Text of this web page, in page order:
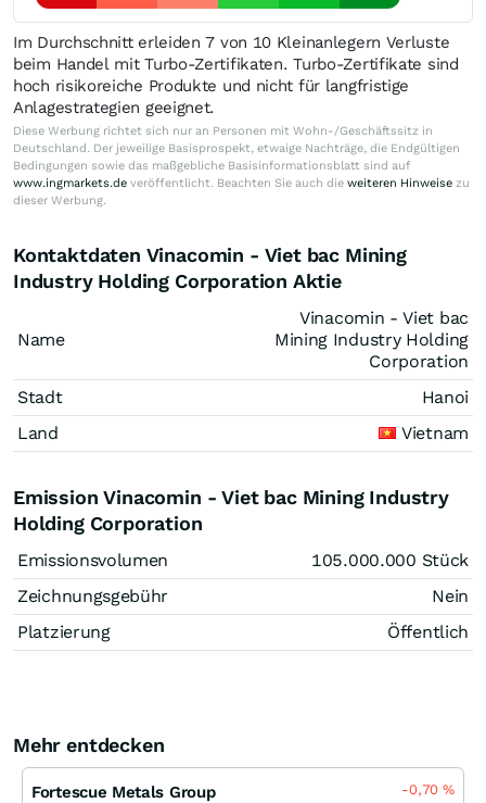
Im Durchschnitt erleiden 7 von 10 Kleinanlegern Verluste
beim Handel mit Turbo-Zertifikaten. Turbo-Zertifikate sind
hoch risikoreiche Produkte und nicht für langfristige
Anlagestrategien geeignet.
Diese Werbung richtet sich nur an Personen mit Wohn-/Geschäftssitz in
Deutschland. Der jeweilige Basisprospekt, etwaige Nachträge, die Endgültigen
Bedingungen sowie das maßgebliche Basisinformationsblatt sind auf
www.ingmarkets.de veröffentlicht. Beachten Sie auch die weiteren Hinweise zu
dieser Werbung.
Kontaktdaten Vinacomin - Viet bac Mining
Industry Holding Corporation Aktie
Name
Vinacomin - Viet bac
Mining Industry Holding
Corporation
Stadt
Hanoi
Land
Vietnam
Emission Vinacomin - Viet bac Mining Industry
Holding Corporation
Emissionsvolumen 105.000.000 Stück
Zeichnungsgebühr
Nein
Platzierung
Öffentlich
Mehr entdecken
Fortescue Metals Group -0,70%